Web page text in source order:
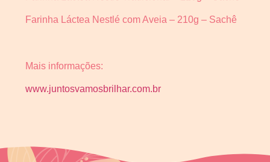
Farinha Láctea Nestlé com Aveia – 210g – Sachê
Mais informações:
www.juntosvamosbrilhar.com.br